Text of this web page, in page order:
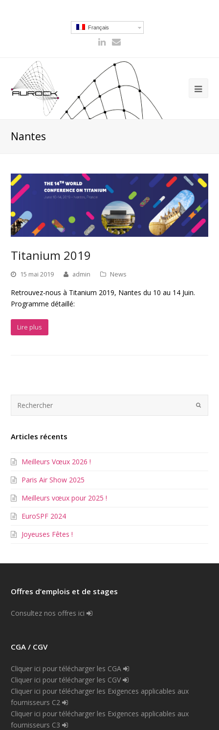
Français
Nantes
Titanium 2019
15 mai 2019 admin News
Retrouvez-nous à Titanium 2019, Nantes du 10 au 14 Juin.
Programme détaillé:
Lire plus
Articles récents
Meilleurs Vœux 2026 !
Paris Air Show 2025
Meilleurs vœux pour 2025 !
EuroSPF 2024
Joyeuses Fêtes !
Offres d’emplois et de stages
Consultez nos offres ici
CGA / CGV
Cliquer ici pour télécharger les CGA
Cliquer ici pour télécharger les CGV
Cliquer ici pour télécharger les Exigences applicables aux
fournisseurs C2
Cliquer ici pour télécharger les Exigences applicables aux
fournisseurs C3